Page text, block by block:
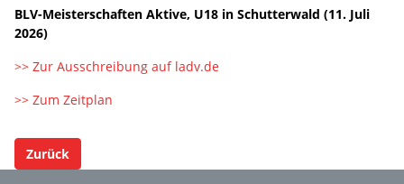
BLV-Meisterschaften Aktive, U18 in Schutterwald (11. Juli
2026)
>> Zur Ausschreibung auf ladv.de
>> Zum Zeitplan
Zurück